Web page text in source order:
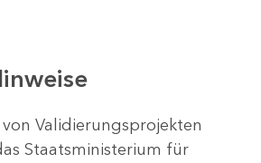
Validierungsprojekten
Staatsministerium für